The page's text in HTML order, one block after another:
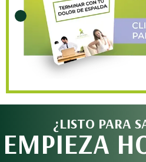
¿LISTO PARA
EMPIEZA